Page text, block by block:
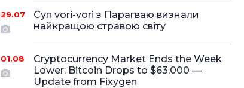
29.07
Суп vori-vori з Парагваю визнали
найкращою стравою світу
01.08
Cryptocurrency Market Ends the Week
Lower: Bitcoin Drops to $63,000 —
Update from Fixygen